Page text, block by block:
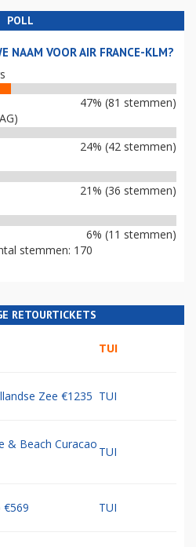
POLL
NAAM VOOR AIR FRANCE-KLM?
47% (81 stemmen)
24% (42 stemmen)
21% (36 stemmen)
6% (11 stemmen)
stemmen: 170
RETOURTICKETS
TUI
Zee €1235 TUI
& Beach Curacao
TUI
€569 TUI